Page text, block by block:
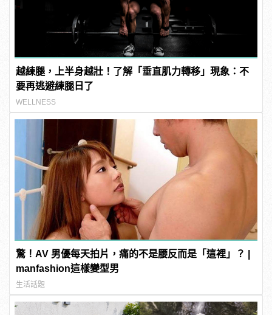
越練腿，上半身越壯！了解「垂直肌力轉移」現象：不
要再逃避練腿日了
WELLNESS
驚！AV 男優每天拍片，痛的不是腰反而是「這裡」？ |
manfashion這樣變型男
生活話題